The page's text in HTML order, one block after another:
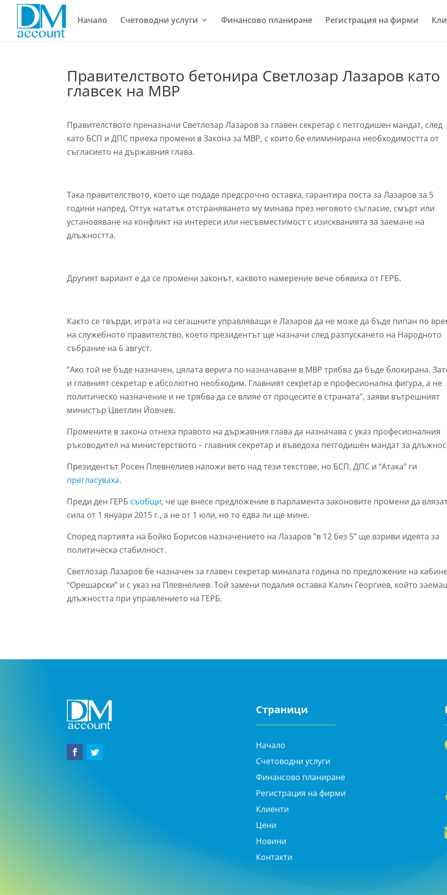
Начало Счетоводни услуги Финансово планиране Регистрация на фирми
Правителството бетонира Светлозар Лазаров като
главсек на МВР
Правителството преназначи Светлозар Лазаров за главен секретар с петгодишен мандат, след
като БСП и ДПС приеха промени в Закона за МВР, с които бе елиминирана необходимостта от
съгласието на държавния глава.
Така правителството, което ще подаде предсрочно оставка, гарантира поста за Лазаров за 5
години напред. Оттук нататък отстраняването му минава през неговото съгласие, смърт или
установяване на конфликт на интереси или несъвместимост с изискванията за заемане на
длъжността.
Другият вариант е да се промени законът, каквото намерение вече обявиха от ГЕРБ.
Както се твърди, играта на сегашните управляващи е Лазаров да не може да бъде пипан по
на служебното правителство, което президентът ще назначи след разпускането на Народното
събрание на 6 август.
“Ако той не бъде назначен, цялата верига по назначаване в МВР трябва да бъде блокирана.
и главният секретар е абсолютно необходим. Главният секретар е професионална фигура, а не
политическо назначение и не трябва да се влияе от процесите в страната”,заяви вътрешният
министър Цветлин Йовчев.
Промените в закона отнеха правото на държавния глава да назначава с указ професионалния
ръководител на министерството – главния секретар и въведоха петгодишен мандат за
Президентът Росен Плевнелиев наложи вето над тези текстове, но БСП, ДПС и “Атака” ги
прегласуваха.
Преди ден ГЕРБ съобщи, че ще внесе предложение в парламентазаконовите промени да
сила от 1 януари2015 г., а не от 1 юли, но то едва ли ще мине.
Според партията на Бойко Борисов назначението на Лазаров “в 12 без 5” ще взриви идеята за
политическа стабилност.
Светлозар Лазаров бе назначен за главен секретар миналата година по предложение на
“Орешарски” и с указ на Плевнелиев. Той замени подалия оставка Калин Георгиев, който
длъжността при управлението на ГЕРБ.
Страници
Начало
Счетоводни услуги
Финансово планиране
Регистрация на фирми
Клиенти
Цени
Новини
Контакти